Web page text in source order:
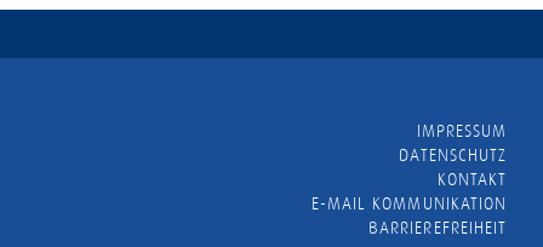
IMPRESSUM
DATENSCHUTZ
KONTAKT
E-MAIL KOMMUNIKATION
BARRIEREFREIHEIT